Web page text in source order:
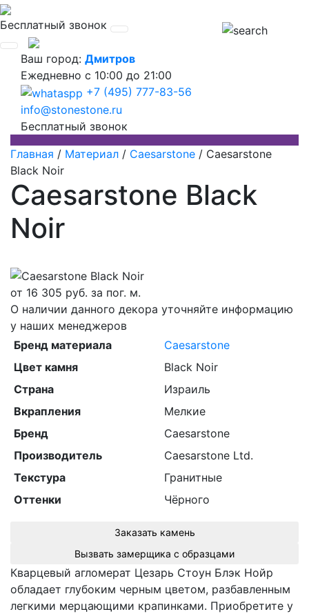
Бесплатный звонок
Ваш город: Дмитров
Ежедневно с 10:00 до 21:00
+7 (495) 777-83-56
info@stonestone.ru
Бесплатный звонок
Главная / Материал / Caesarstone / Caesarstone
Black Noir
Caesarstone Black
Noir
от 16 305 руб. за пог. м.
О наличии данного декора уточняйте информацию
у наших менеджеров
Бренд материала
Caesarstone
Цвет камня
Black Noir
Страна
Израиль
Вкрапления
Мелкие
Бренд
Caesarstone
Производитель
Caesarstone Ltd.
Текстура
Гранитные
Оттенки
Чёрного
Заказать камень
Вызвать замерщика с образцами
Кварцевый агломерат Цезарь Стоун Блэк Нойр
обладает глубоким черным цветом, разбавленным
легкими мерцающими крапинками. Приобретите у